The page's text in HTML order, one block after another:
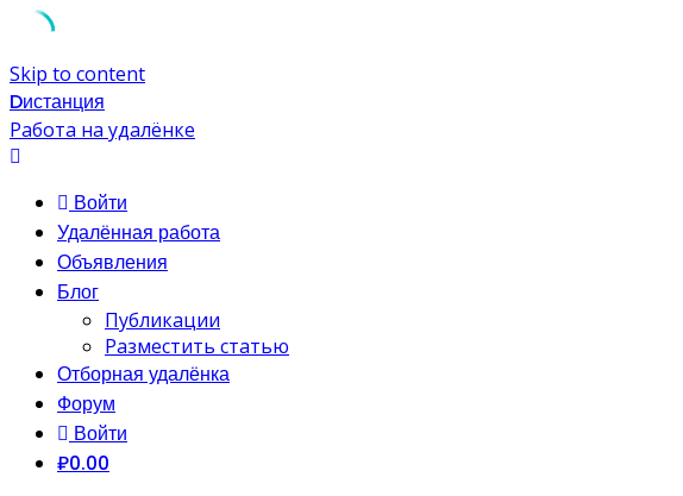
Skip to content
Dистанция
Работа на удалёнке
Войти
Удалённая работа
Объявления
Блог
Публикации
Разместить статью
Отборная удалёнка
Форум
Войти
₽0.00